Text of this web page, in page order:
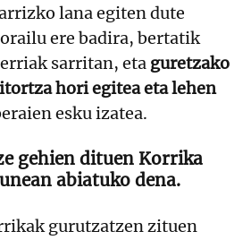
lana egiten dute
ere badira, bertatik
sarritan, eta guretzako
hori egitea eta lehen
esku izatea.
gehien dituen Korrika
abiatuko dena.
gurutzatzen zituen